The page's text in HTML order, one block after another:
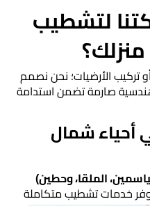
لتشطيب
تركيب الأرضيات؛ نحن نصمم
صارمة تضمن استدامة
أحياء شمال
الملقا، وحطين)
خدمات تشطيب متكاملة